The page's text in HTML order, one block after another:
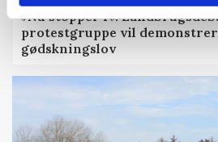
»Nu stopper I«:
protestgruppe vil
gødskningslov